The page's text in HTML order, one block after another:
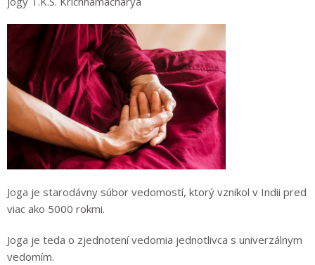
Joga je starodávny súbor vedomostí, ktorý vznikol v Indii pred
viac ako 5000 rokmi.
Joga je teda o zjednotení vedomia jednotlivca s univerzálnym
vedomím.